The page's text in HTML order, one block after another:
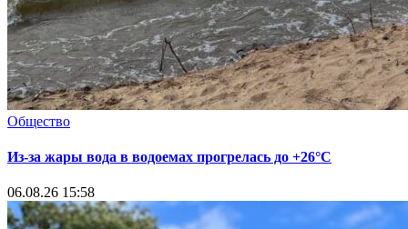
Общество
Из-за жары вода в водоемах прогрелась до +26°C
06.08.26 15:58